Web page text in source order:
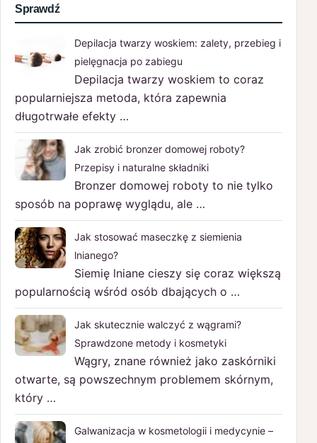
Sprawdź
Depilacja twarzy woskiem: zalety, przebieg i
pielęgnacja po zabiegu
Depilacja twarzy woskiem to coraz
popularniejsza metoda, która zapewnia
długotrwałe efekty …
Jak zrobić bronzer domowej roboty?
Przepisy i naturalne składniki
Bronzer domowej roboty to nie tylko
sposób na poprawę wyglądu, ale …
Jak stosować maseczkę z siemienia
lnianego?
Siemię lniane cieszy się coraz większą
popularnością wśród osób dbających o …
Jak skutecznie walczyć z wągrami?
Sprawdzone metody i kosmetyki
Wągry, znane również jako zaskórniki
otwarte, są powszechnym problemem skórnym,
który …
Galwanizacja w kosmetologii i medycynie –